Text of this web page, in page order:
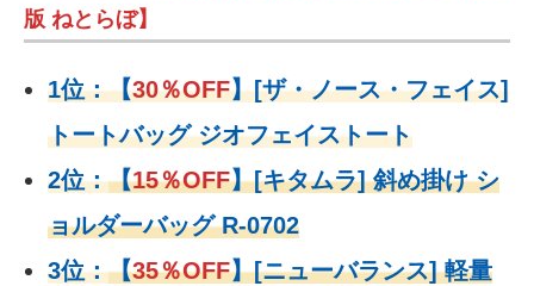
版 ねとらぼ】
1位：【30％OFF】[ザ・ノース・フェイス]
トートバッグ ジオフェイストート
2位：【15％OFF】[キタムラ] 斜め掛け シ
ョルダーバッグ R-0702
3位：【35％OFF】[ニューバランス] 軽量